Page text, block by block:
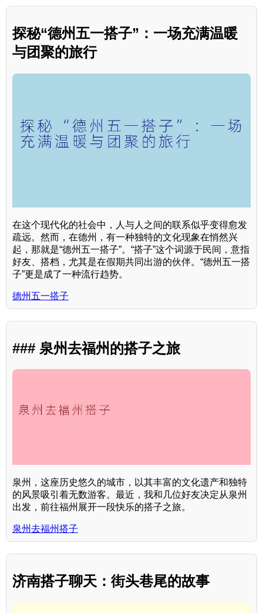
探秘“德州五一搭子”：一场充满温暖
与团聚的旅行
在这个现代化的社会中，人与人之间的联系似乎变得愈发
疏远。然而，在德州，有一种独特的文化现象在悄然兴
起，那就是“德州五一搭子”。“搭子”这个词源于民间，意指
好友、搭档，尤其是在假期共同出游的伙伴。“德州五一搭
子”更是成了一种流行趋势。
德州五一搭子
### 泉州去福州的搭子之旅
泉州，这座历史悠久的城市，以其丰富的文化遗产和独特
的风景吸引着无数游客。最近，我和几位好友决定从泉州
出发，前往福州展开一段快乐的搭子之旅。
泉州去福州搭子
济南搭子聊天：街头巷尾的故事